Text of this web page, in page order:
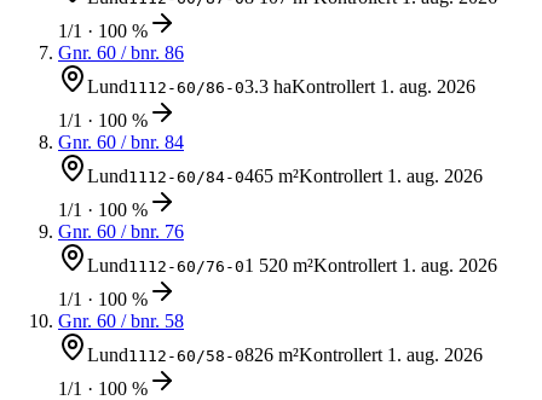
1/1 · 100 %
Gnr. 60 / bnr. 86
Lund1112-60/86-03.3 haKontrollert 1. aug. 2026
1/1 · 100 %
Gnr. 60 / bnr. 84
Lund1112-60/84-0465 m²Kontrollert 1. aug. 2026
1/1 · 100 %
Gnr. 60 / bnr. 76
Lund1112-60/76-01 520 m²Kontrollert 1. aug. 2026
1/1 · 100 %
Gnr. 60 / bnr. 58
Lund1112-60/58-0826 m²Kontrollert 1. aug. 2026
1/1 · 100 %